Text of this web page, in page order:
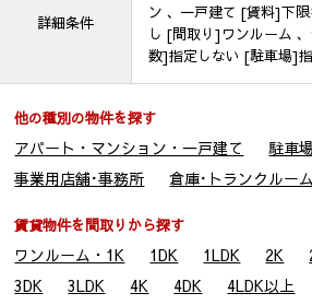
詳細条件
ン 、一戸建て [賃料]下
し [間取り]ワンルーム
数]指定しない [駐車場]
他の種別の物件を探す
アパート・マンション・一戸建て 駐車場
事業用店舗･事務所
倉庫･トランクルーム
賃貸物件を間取りから探す
ワンルーム・1K 1DK 1LDK 2K
3DK
3LDK 4K 4DK 4LDK以上